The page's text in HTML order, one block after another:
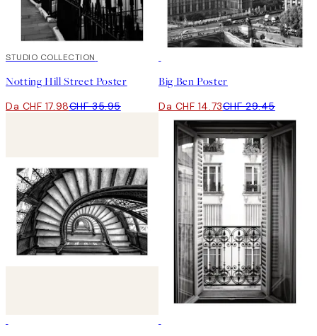
50%*
STUDIO COLLECTION
Notting Hill Street Poster
Da CHF 17.98CHF 35.95
Big Ben Poster
Da CHF 14.73CHF 29.45